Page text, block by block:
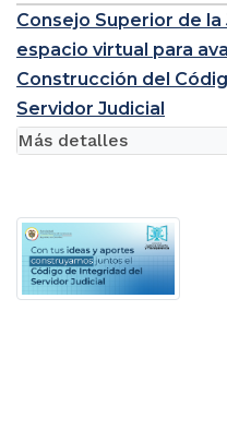
Consejo Superior de
espacio virtual para
Construcción del
Servidor Judicial
Más detalles